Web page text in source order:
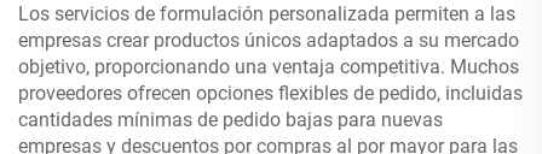
Los servicios de formulación personalizada permiten a las
empresas crear productos únicos adaptados a su mercado
objetivo, proporcionando una ventaja competitiva. Muchos
proveedores ofrecen opciones flexibles de pedido, incluidas
cantidades mínimas de pedido bajas para nuevas
empresas y descuentos por compras al por mayor para las